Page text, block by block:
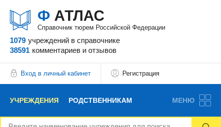
Ф АТЛАС
Справочник тюрем Российской Федерации
1079 учреждений в справочнике
38591 комментариев и отзывов
Вход в личный кабинет Регистрация
УЧРЕЖДЕНИЯ РОДСТВЕННИКАМ МЕНЮ